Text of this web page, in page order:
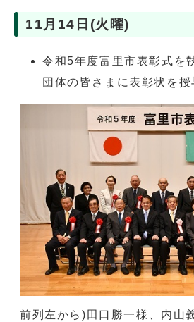
11月14日(火曜)
令和5年度富里市表彰式を
団体の皆さまに表彰状を授
前列左から)田口勝一様、内山